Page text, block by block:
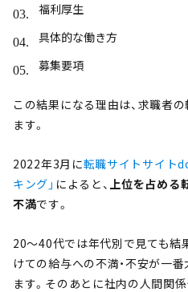
福利厚生
具体的な働き方
募集要項
この結果になる理由は、求職者
ます。
2022年3月に転職サイトサイト
キング」 によると、 上位を占める
不満です。
20〜40代では年代別で見ても結
けての給与への不満・不安が一
ます。そのあとに社内の人間関